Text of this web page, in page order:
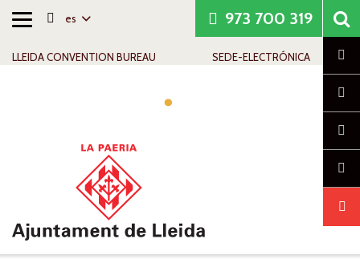
Alternar
es
LLEIDA CONVENTION BUREAU SEDE-ELECTRÓNICA
973 700 319